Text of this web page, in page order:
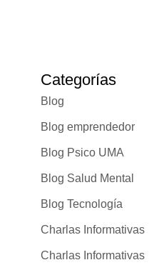
Categorías
Blog
Blog emprendedor
Blog Psico UMA
Blog Salud Mental
Blog Tecnología
Charlas Informativas
Charlas Informativas